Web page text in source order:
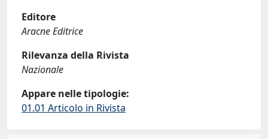
Editore
Aracne Editrice
Rilevanza della Rivista
Nazionale
Appare nelle tipologie:
01.01 Articolo in Rivista